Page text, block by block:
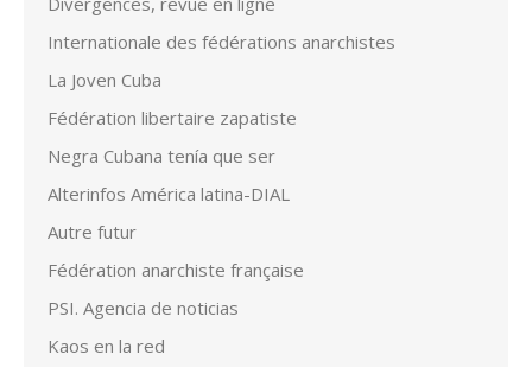
Internationale des fédérations anarchistes
La Joven Cuba
Fédération libertaire zapatiste
Negra Cubana tenía que ser
Alterinfos América latina-DIAL
Autre futur
Fédération anarchiste française
PSI. Agencia de noticias
Kaos en la red